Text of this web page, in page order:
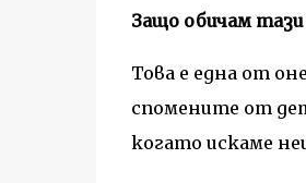
Защо обичам
Това е една от
спомените от
когато искаме